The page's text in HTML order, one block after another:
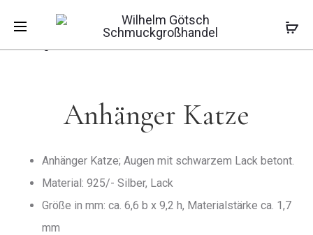
ELEFANT
Start Kinderschmuck
Kinderanhänger
Anhänger Katze
Anhänger Katze; Augen mit schwarzem Lack betont.
Material: 925/- Silber, Lack
Größe in mm: ca. 6,6 b x 9,2 h, Materialstärke ca. 1,7
mm